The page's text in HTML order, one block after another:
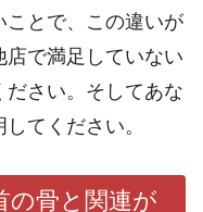
とで、この違いが
で満足していない
さい。そしてあな
てください。
の骨と関連が